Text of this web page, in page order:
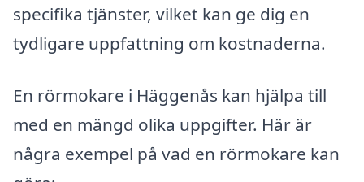
specifika tjänster, vilket kan ge dig en
tydligare uppfattning om kostnaderna.
En rörmokare i Häggenås kan hjälpa till
med en mängd olika uppgifter. Här är
några exempel på vad en rörmokare kan